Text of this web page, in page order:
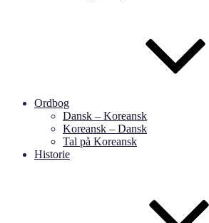
Ordbog
Dansk – Koreansk
Koreansk – Dansk
Tal på Koreansk
Historie